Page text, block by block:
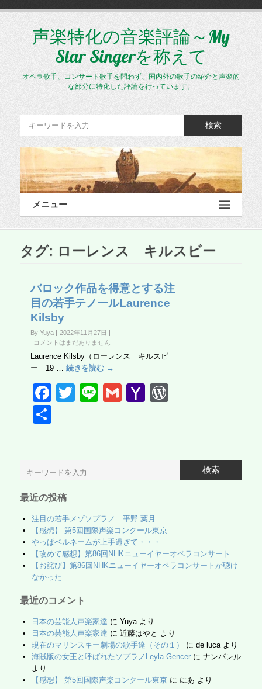
ス
声楽特化の音楽評論～My
Star Singerを称えて
オペラ歌手、コンサート歌手を問わず、国内外の歌手の紹介と声楽的
な部分に特化した評論を行っています。
検索
メニュー
タグ: ローレンス キルスビー
バロック作品を得意とする注
目の若手テノールLaurence
Kilsby
By Yuya
2022年11月27日
コメントはまだありません
Laurence Kilsby（ローレンス キルスビ
ー 19 …続きを読む →
F
e
b
o
k
T
er
Li
G
Y
o
ail
Pr
ss
検索
最近の投稿
注目の若手メゾソプラノ 平野 葉月
【感想】 第5回国際声楽コンクール東京
やっぱベルネームが上手過ぎて・・・
【改めて感想】第86回NHKニューイヤーオペラコンサート
【お詫び】第86回NHKニューイヤーオペラコンサートが聴け
なかった
最近のコメント
日本の芸能人声楽家達 に Yuyaより
日本の芸能人声楽家達 に 近藤はやと より
現在のマリンスキー劇場の歌手達（その１）
に de lucaより
海賊版の女王と呼ばれたソプラノLeyla Gencer に ナンパレル
より
【感想】 第5回国際声楽コンクール東京 に にあ より